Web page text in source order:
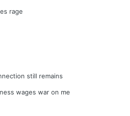
rage
still remains
wages war on me